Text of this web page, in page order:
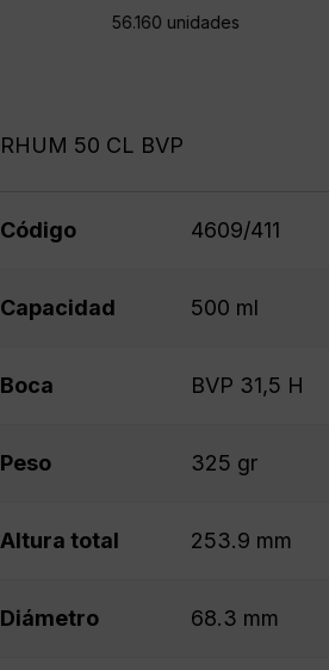
56.160 unidades
RHUM 50 CL BVP
Código 4609/411
Capacidad 500 ml
Boca BVP 31,5 H
Peso 325 gr
Altura total 253.9 mm
Diámetro 68.3 mm